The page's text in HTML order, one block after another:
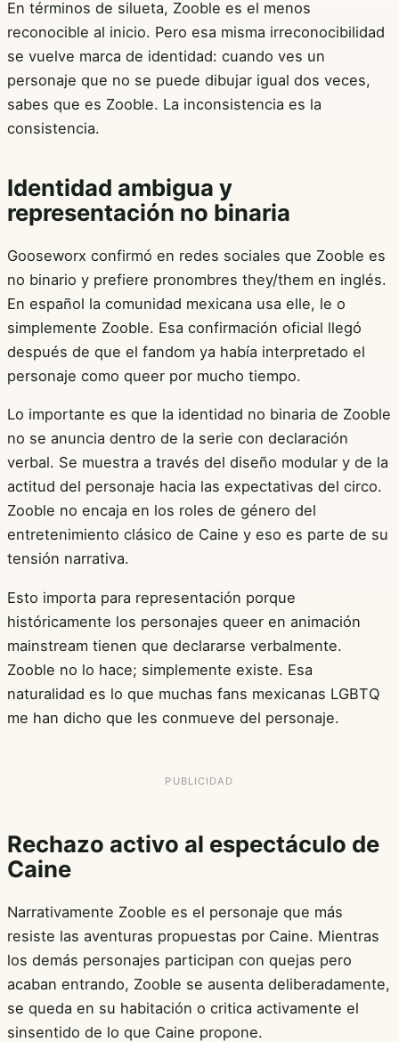
En términos de silueta, Zooble es el menos
reconocible al inicio. Pero esa misma irreconocibilidad
se vuelve marca de identidad: cuando ves un
personaje que no se puede dibujar igual dos veces,
sabes que es Zooble. La inconsistencia es la
consistencia.
Identidad ambigua y
representación no binaria
Gooseworx confirmó en redes sociales que Zooble es
no binario y prefiere pronombres they/them en inglés.
En español la comunidad mexicana usa elle, le o
simplemente Zooble. Esa confirmación oficial llegó
después de que el fandom ya había interpretado el
personaje como queer por mucho tiempo.
Lo importante es que la identidad no binaria de Zooble
no se anuncia dentro de la serie con declaración
verbal. Se muestra a través del diseño modular y de la
actitud del personaje hacia las expectativas del circo.
Zooble no encaja en los roles de género del
entretenimiento clásico de Caine y eso es parte de su
tensión narrativa.
Esto importa para representación porque
históricamente los personajes queer en animación
mainstream tienen que declararse verbalmente.
Zooble no lo hace; simplemente existe. Esa
naturalidad es lo que muchas fans mexicanas LGBTQ
me han dicho que les conmueve del personaje.
Rechazo activo al espectáculo de
Caine
Narrativamente Zooble es el personaje que más
resiste las aventuras propuestas por Caine. Mientras
los demás personajes participan con quejas pero
acaban entrando, Zooble se ausenta deliberadamente,
se queda en su habitación o critica activamente el
sinsentido de lo que Caine propone.